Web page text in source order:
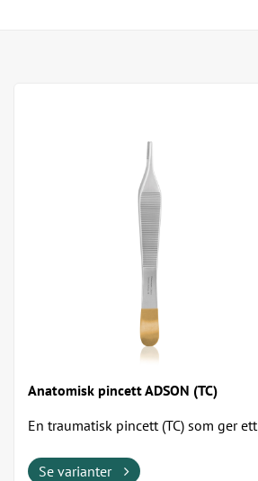
Anatomisk pincett ADSON (TC)
En traumatisk pincett (TC) som ger ett
vävnadsgrepp. Pincetten har en...
Se varianter